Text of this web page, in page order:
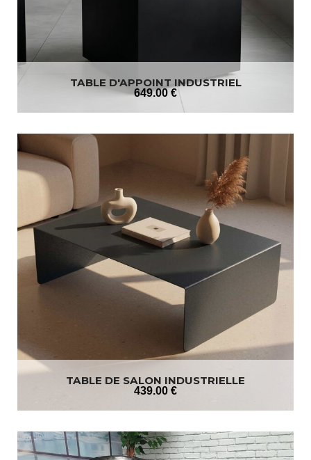
TABLE D'APPOINT INDUSTRIEL
649.00 €
TABLE DE SALON INDUSTRIELLE
RECTANGULAIRE
439.00 €